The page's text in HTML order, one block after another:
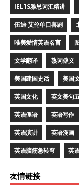
IELTS雅思词汇精讲
伍迪·艾伦单口喜剧
唯美爱情英语名言
文学翻译 熟词僻义
美国建国史话 美国
英国文化 英文美句
英语俚语 英语写作
英语演讲 英语漫画
英语脑筋急转弯 英
友情链接